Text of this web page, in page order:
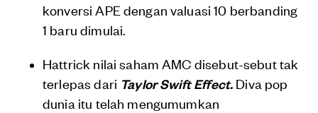
konversi APE dengan valuasi 10 berbanding
1 baru dimulai.
Hattrick nilai saham AMC disebut-sebut tak
terlepas dari Taylor Swift Effect. Diva pop
dunia itu telah mengumumkan